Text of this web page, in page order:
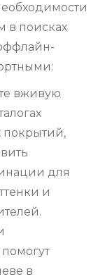
в поисках
вживую
покрытий,
для
и
в